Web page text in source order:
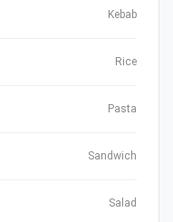
Kebab
Rice
Pasta
Sandwich
Salad